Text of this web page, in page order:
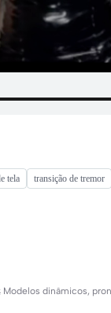
tela transição de tremor
dinâmicos,